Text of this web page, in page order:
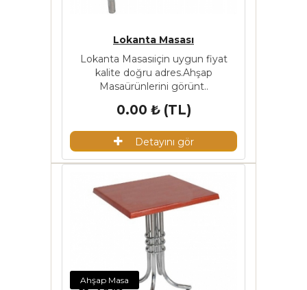
Lokanta Masası
Lokanta Masasıiçin uygun fiyat
kalite doğru adres.Ahşap
Masaürünlerini görünt..
0.00 ₺ (TL)
Detayını gör
Ahşap Masa